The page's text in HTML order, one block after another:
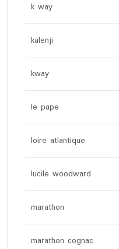
k way
kalenji
kway
le pape
loire atlantique
lucile woodward
marathon
marathon cognac